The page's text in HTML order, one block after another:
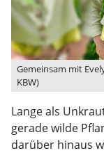
Gemeinsam mit
KBW)
Lange als
gerade wilde
darüber hinaus